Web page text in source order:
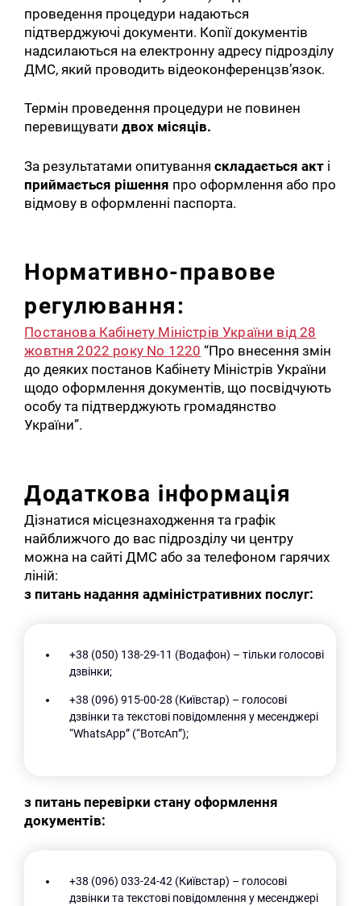
проведення процедури надаються
підтверджуючі документи. Копії документів
надсилаються на електронну адресу підрозділу
ДМС, який проводить відеоконференцзв’язок.
Термін проведення процедури не повинен
перевищуватидвох місяців.
За результатами опитуванняскладається акт і
приймається рішення про оформлення або про
відмову в оформленні паспорта.
Нормативно-правове
регулювання:
Постанова Кабінету Міністрів України від 28
жовтня 2022 року No 1220 “Про внесення змін
до деяких постанов Кабінету Міністрів України
щодо оформлення документів, що посвідчують
особу та підтверджують громадянство
України”.
Додаткова інформація
Дізнатися місцезнаходження та графік
найближчого до вас підрозділу чи центру
можна на сайті ДМС або за телефоном гарячих
ліній:
з питань надання адміністративних послуг:
+38 (050) 138-29-11 (Водафон) – тільки голосові
дзвінки;
+38 (096) 915-00-28 (Київстар) – голосові
дзвінки та текстові повідомлення у месенджері
“WhatsApp” (“ВотсАп”);
з питань перевірки стану оформлення
документів:
+38 (096) 033-24-42 (Київстар) – голосові
дзвінки та текстові повідомлення у месенджері